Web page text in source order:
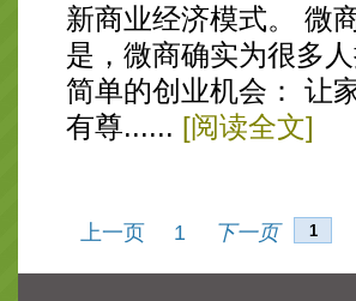
新商业经济模式。 微
是，微商确实为很多
简单的创业机会： 让
有尊...... [阅读全文]
上一页 1 下一页